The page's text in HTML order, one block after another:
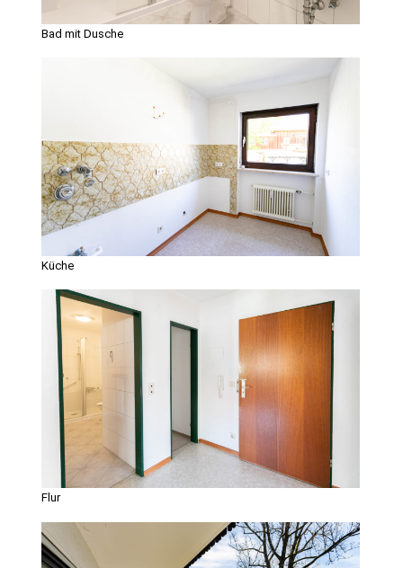
Bad mit Dusche
Küche
Flur